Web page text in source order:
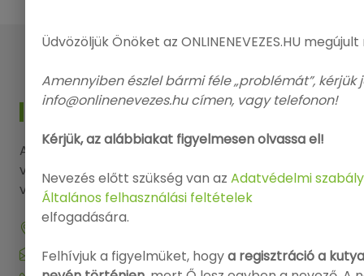
KAPCSOLAT
Amennyiben kérdése, észrevétele lenne, kérjük
vegye fel a kapcsolatot elérhetőségeink
valamelyikén.
9143 Enese, Dózsa György utca 29.
info@onlinenevezes.hu
Üdvözöljük Önöket az ONLINENEVEZES.HU
Amennyiben észlel bármi féle „problémát”, kérjük
info@onlinenevezes.hu címen, vagy telefonon!
Kérjük, az alábbiakat figyelmesen olvassa el!
Nevezés előtt szükség van azAdatvédelmi
Általános felhasználási feltételek
elfogadására.
Felhívjuk a figyelmüket, hogya regisztráció a